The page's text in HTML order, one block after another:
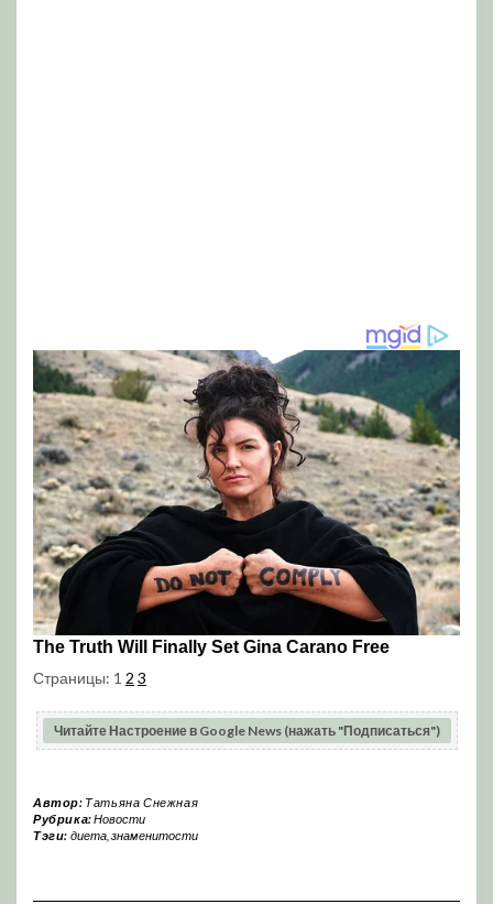
Страницы: 1 2 3
Читайте Настроение в Google News (нажать "Подписаться")
Автор: Татьяна Снежная
Рубрика:Новости
Тэги: диета, знаменитости